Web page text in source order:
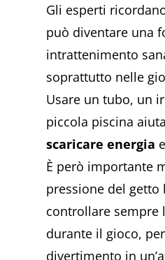
Gli esperti
può diventare una
intrattenimento
soprattutto nelle
Usare un tubo, un
piccola piscina
scaricare energia
È però importante
pressione del getto
controllare sempre
durante il gioco,
divertimento in